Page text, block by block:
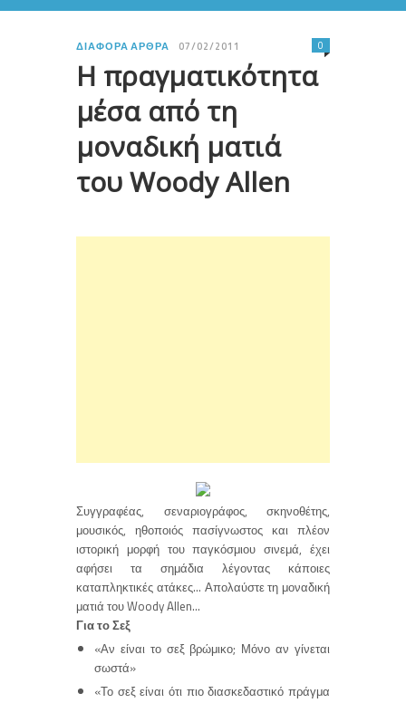
ΔΙΆΦΟΡΑ ΆΡΘΡΑ 07/02/2011
Η πραγματικότητα
μέσα από τη
μοναδική ματιά
του Woody Allen
0
Συγγραφέας, σεναριογράφος, σκηνοθέτης,
μουσικός, ηθοποιός πασίγνωστος και πλέον
ιστορική μορφή του παγκόσμιου σινεμά, έχει
αφήσει τα σημάδια λέγοντας κάποιες
καταπληκτικές ατάκες… Απολαύστε τη μοναδική
ματιά του Woody Allen…
Για το Σεξ
«Αν είναι το σεξ βρώμικο; Μόνο αν γίνεται
σωστά»
«Το σεξ είναι ότι πιοδιασκεδαστικό πράγμα